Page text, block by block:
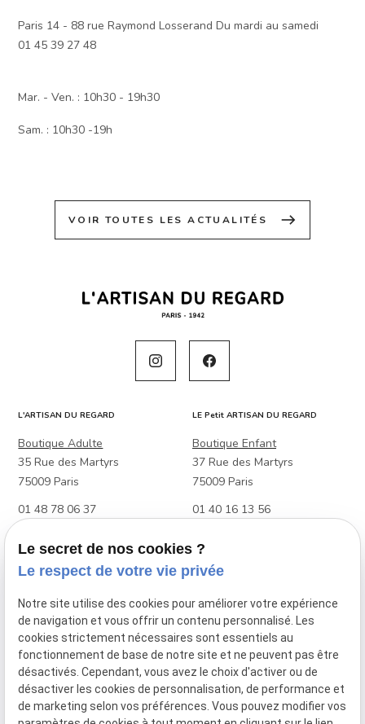
Paris 14 - 88 rue Raymond Losserand Du mardi au samedi
01 45 39 27 48
Mar. - Ven. : 10h30 - 19h30
Sam. : 10h30 -19h
VOIR TOUTES LES ACTUALITÉS east
L'ARTISAN DU REGARD
Boutique Adulte
35 Rue des Martyrs
75009 Paris
01 48 78 06 37
Boutique Adulte & Enfant
88 Rue Raymond Losserand
01 45 39 27 48
LE Petit ARTISAN DU REGARD
Boutique Enfant
37 Rue des Martyrs
75009 Paris
01 40 16 13 56
VOTRE OPTICIEN
Lunettes de vue
Lunettes de soleil
Le secret de nos cookies ?
Le respect de votre vie privée
Notre site utilise des cookies pour améliorer votre expérience
de navigation et vous offrir un contenu personnalisé. Les
cookies strictement nécessaires sont essentiels au
fonctionnement de base de notre site et ne peuvent pas être
désactivés. Cependant, vous avez le choix d'activer ou de
désactiver les cookies de personnalisation, de performance et
de marketing selon vos préférences. Vous pouvez modifier vos